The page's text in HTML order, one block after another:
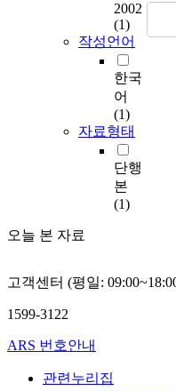
2002
(1)
작성언어
한국
어
(1)
자료형태
단행
본
(1)
오늘 본 자료
고객센터 (평일:
1599-3122
ARS 번호안내
관련누리집